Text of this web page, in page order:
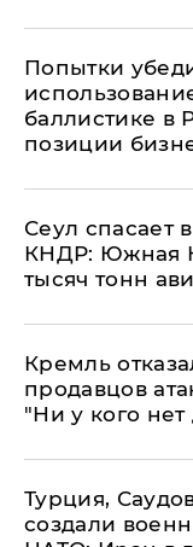
Попытки
баллистике в
позиции
​Сеул спасает
КНДР: Южная
тысяч тонн
Кремль
продавцов
"Ни у кого нет
Турция,
создали